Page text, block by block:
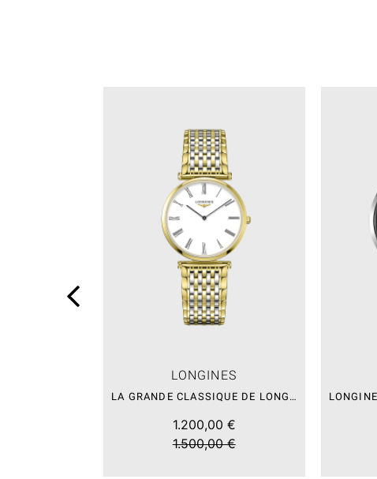
LONGINES
LA GRANDE CLASSIQUE DE LONGINES – SALE
1.200,00 €
1.500,00 €